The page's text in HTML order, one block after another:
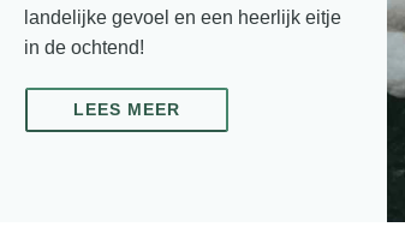
landelijke gevoel en een heerlijk eitje
in de ochtend!
LEES MEER